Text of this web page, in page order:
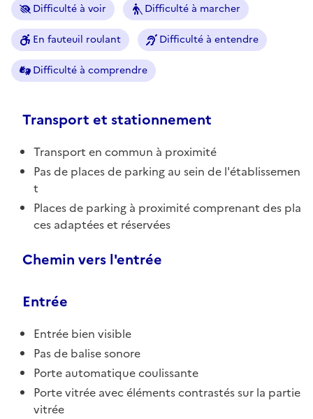
Difficulté à voir Difficulté à marcher
En fauteuil roulant Difficulté à entendre
Difficulté à comprendre
Transport et stationnement
Transport en commun à proximité
Pas de places de parking au sein de l'établissemen
t
Places de parking à proximité comprenant des pla
ces adaptées et réservées
Chemin vers l'entrée
Entrée
Entrée bien visible
Pas de balise sonore
Porte automatique coulissante
Porte vitrée avec éléments contrastés sur la partie
vitrée